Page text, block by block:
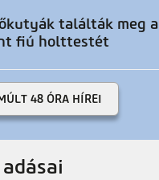
találták meg a
fiú holttestét
48 ÓRA HÍREI